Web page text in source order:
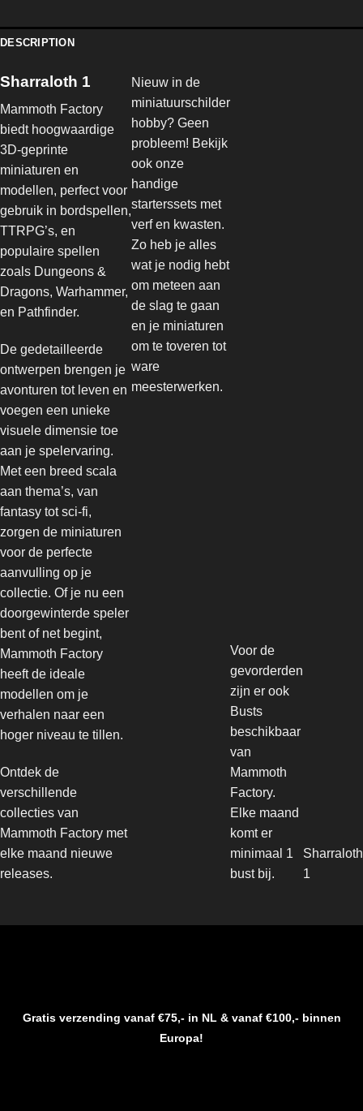
DESCRIPTION
Sharraloth 1
Mammoth Factory
biedt hoogwaardige
3D-geprinte
miniaturen en
modellen, perfect voor
gebruik in bordspellen,
TTRPG’s, en
populaire spellen
zoals Dungeons &
Dragons, Warhammer,
en Pathfinder.
De gedetailleerde
ontwerpen brengen je
avonturen tot leven en
voegen een unieke
visuele dimensie toe
aan je spelervaring.
Met een breed scala
aan thema’s, van
fantasy tot sci-fi,
zorgen de miniaturen
voor de perfecte
aanvulling op je
collectie. Of je nu een
doorgewinterde speler
bent of net begint,
Mammoth Factory
heeft de ideale
modellen om je
verhalen naar een
hoger niveau te tillen.
Ontdek de
verschillende
collecties van
Mammoth Factory met
elke maand nieuwe
releases.
Nieuw in de
miniatuurschilder
hobby? Geen
probleem! Bekijk
ook onze
handige
starterssets met
verf en kwasten.
Zo heb je alles
wat je nodig hebt
om meteen aan
de slag te gaan
en je miniaturen
om te toveren tot
ware
meesterwerken.
Voor de
gevorderden
zijn er ook
Busts
beschikbaar
van
Mammoth
Factory.
Elke maand
komt er
minimaal 1
bust bij.
Sharraloth
1
Gratis verzending vanaf €75,- in NL & vanaf €100,- binnen
Europa!